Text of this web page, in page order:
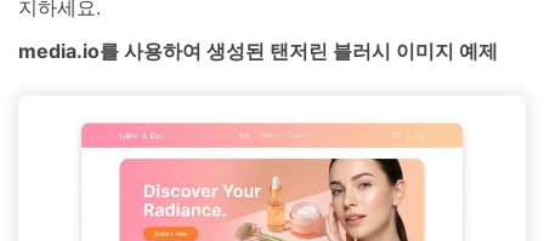
지하세요.
media.io를 사용하여 생성된 탠저린 블러시 이미지 예제